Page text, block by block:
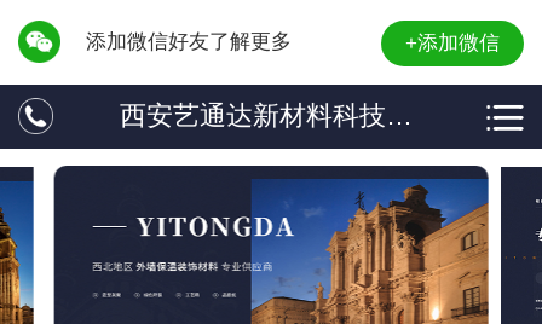
添加微信好友了解更多 +添加微信
西安艺通达新材料科技有限公司